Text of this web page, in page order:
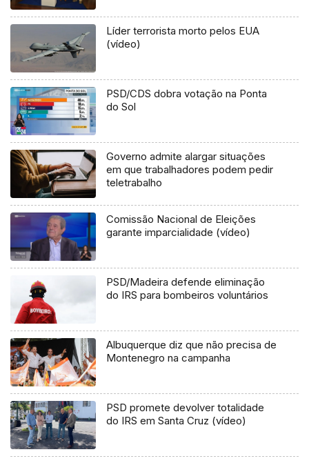
Líder terrorista morto pelos EUA
(vídeo)
PSD/CDS dobra votação na Ponta
do Sol
Governo admite alargar situações
em que trabalhadores podem pedir
teletrabalho
Comissão Nacional de Eleições
garante imparcialidade (vídeo)
PSD/Madeira defende eliminação
do IRS para bombeiros voluntários
Albuquerque diz que não precisa de
Montenegro na campanha
PSD promete devolver totalidade
do IRS em Santa Cruz (vídeo)